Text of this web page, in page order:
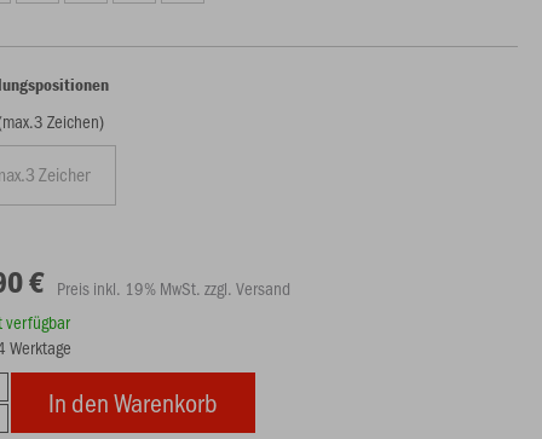
Zeichen)
€ Preis inkl. 19% MwSt. zzgl. Versand
verfügbar
Werktage
In den Warenkorb